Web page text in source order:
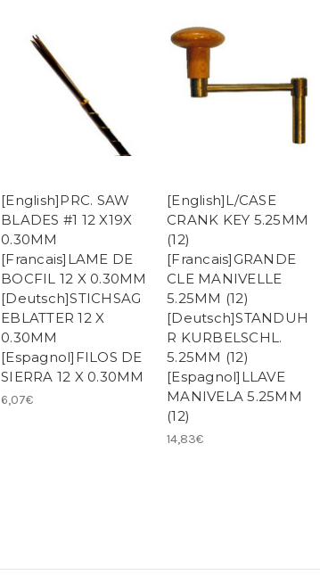
[English]PRC. SAW
BLADES #1 12 X19X
0.30MM
[Francais]LAME DE
BOCFIL 12 X 0.30MM
[Deutsch]STICHSAG
EBLATTER 12 X
0.30MM
[Espagnol]FILOS DE
SIERRA 12 X 0.30MM
6,07€
[English]L/CASE
CRANK KEY 5.25MM
(12)
[Francais]GRANDE
CLE MANIVELLE
5.25MM (12)
[Deutsch]STANDUH
R KURBELSCHL.
5.25MM (12)
[Espagnol]LLAVE
MANIVELA 5.25MM
(12)
14,83€